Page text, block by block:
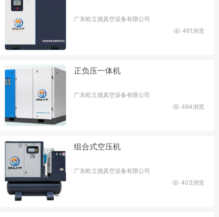
广东欧立德真空设备有限公司
461浏览
正负压一体机
广东欧立德真空设备有限公司
464浏览
组合式空压机
广东欧立德真空设备有限公司
403浏览